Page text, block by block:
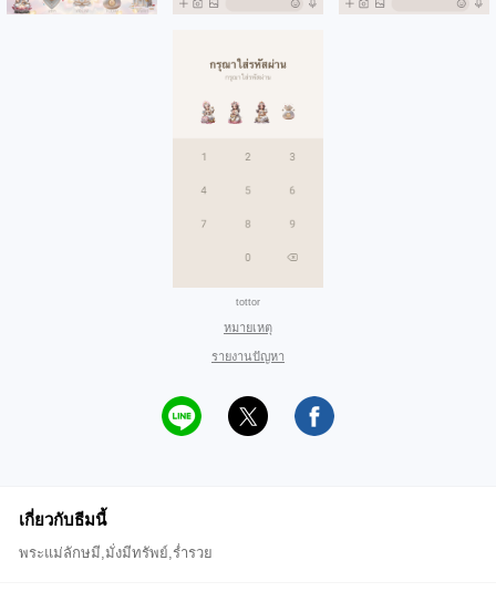
tottor
หมายเหตุ
รายงานปัญหา
เกี่ยวกับธีมนี้
พระแม่ลักษมี,มั่งมีทรัพย์,ร่ำรวย